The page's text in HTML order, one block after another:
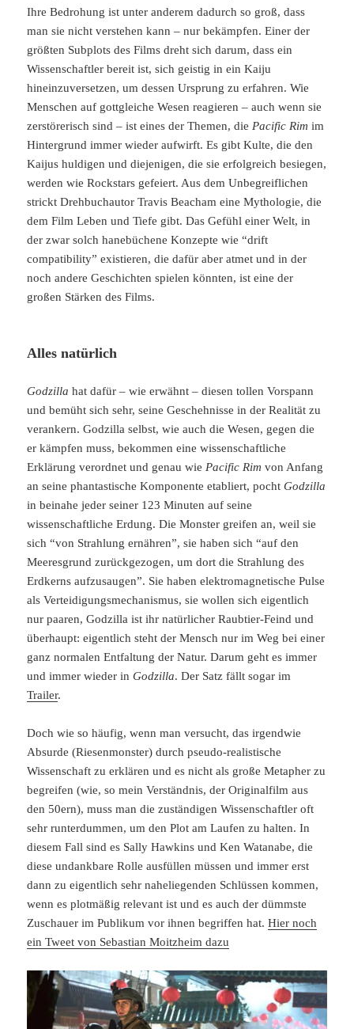
Ihre Bedrohung ist unter anderem dadurch so groß, dass
man sie nicht verstehen kann – nur bekämpfen. Einer der
größten Subplots des Films dreht sich darum, dass ein
Wissenschaftler bereit ist, sich geistig in ein Kaiju
hineinzuversetzen, um dessen Ursprung zu erfahren. Wie
Menschen auf gottgleiche Wesen reagieren – auch wenn sie
zerstörerisch sind – ist eines der Themen, die Pacific Rim im
Hintergrund immer wieder aufwirft. Es gibt Kulte, die den
Kaijus huldigen und diejenigen, die sie erfolgreich besiegen,
werden wie Rockstars gefeiert. Aus dem Unbegreiflichen
strickt Drehbuchautor Travis Beacham eine Mythologie, die
dem Film Leben und Tiefe gibt. Das Gefühl einer Welt, in
der zwar solch hanebüchene Konzepte wie “drift
compatibility” existieren, die dafür aber atmet und in der
noch andere Geschichten spielen könnten, ist eine der
großen Stärken des Films.
Alles natürlich
Godzilla hat dafür – wie erwähnt – diesen tollen Vorspann
und bemüht sich sehr, seine Geschehnisse in der Realität zu
verankern. Godzilla selbst, wie auch die Wesen, gegen die
er kämpfen muss, bekommen eine wissenschaftliche
Erklärung verordnet und genau wie Pacific Rim von Anfang
an seine phantastische Komponente etabliert, pochtGodzilla
in beinahe jeder seiner 123 Minuten auf seine
wissenschaftliche Erdung. Die Monster greifen an, weil sie
sich “von Strahlung ernähren”, sie haben sich “auf den
Meeresgrund zurückgezogen, um dort die Strahlung des
Erdkerns aufzusaugen”. Sie haben elektromagnetische Pulse
als Verteidigungsmechanismus, sie wollen sich eigentlich
nur paaren, Godzilla ist ihr natürlicher Raubtier-Feind und
überhaupt: eigentlich steht der Mensch nur im Weg bei einer
ganz normalen Entfaltung der Natur. Darum geht es immer
und immer wieder inGodzilla. Der Satz fällt sogar im
Trailer.
Doch wie so häufig, wenn man versucht, das irgendwie
Absurde (Riesenmonster) durch pseudo-realistische
Wissenschaft zu erklären und es nicht als große Metapher zu
begreifen (wie, so mein Verständnis, der Originalfilm aus
den 50ern), muss man die zuständigen Wissenschaftler oft
sehr runterdummen, um den Plot am Laufen zu halten. In
diesem Fall sind es Sally Hawkins und Ken Watanabe, die
diese undankbare Rolle ausfüllen müssen und immer erst
dann zu eigentlich sehr naheliegenden Schlüssen kommen,
wenn es plotmäßig relevant ist und es auch der dümmste
Zuschauer im Publikum vor ihnen begriffen hat.Hier noch
ein Tweet von Sebastian Moitzheim dazu